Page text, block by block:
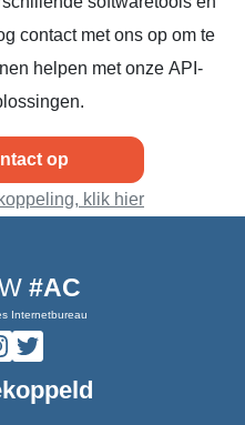
contact met ons op om te
helpen met onze API-
op
klik hier
#AC
Internetbureau